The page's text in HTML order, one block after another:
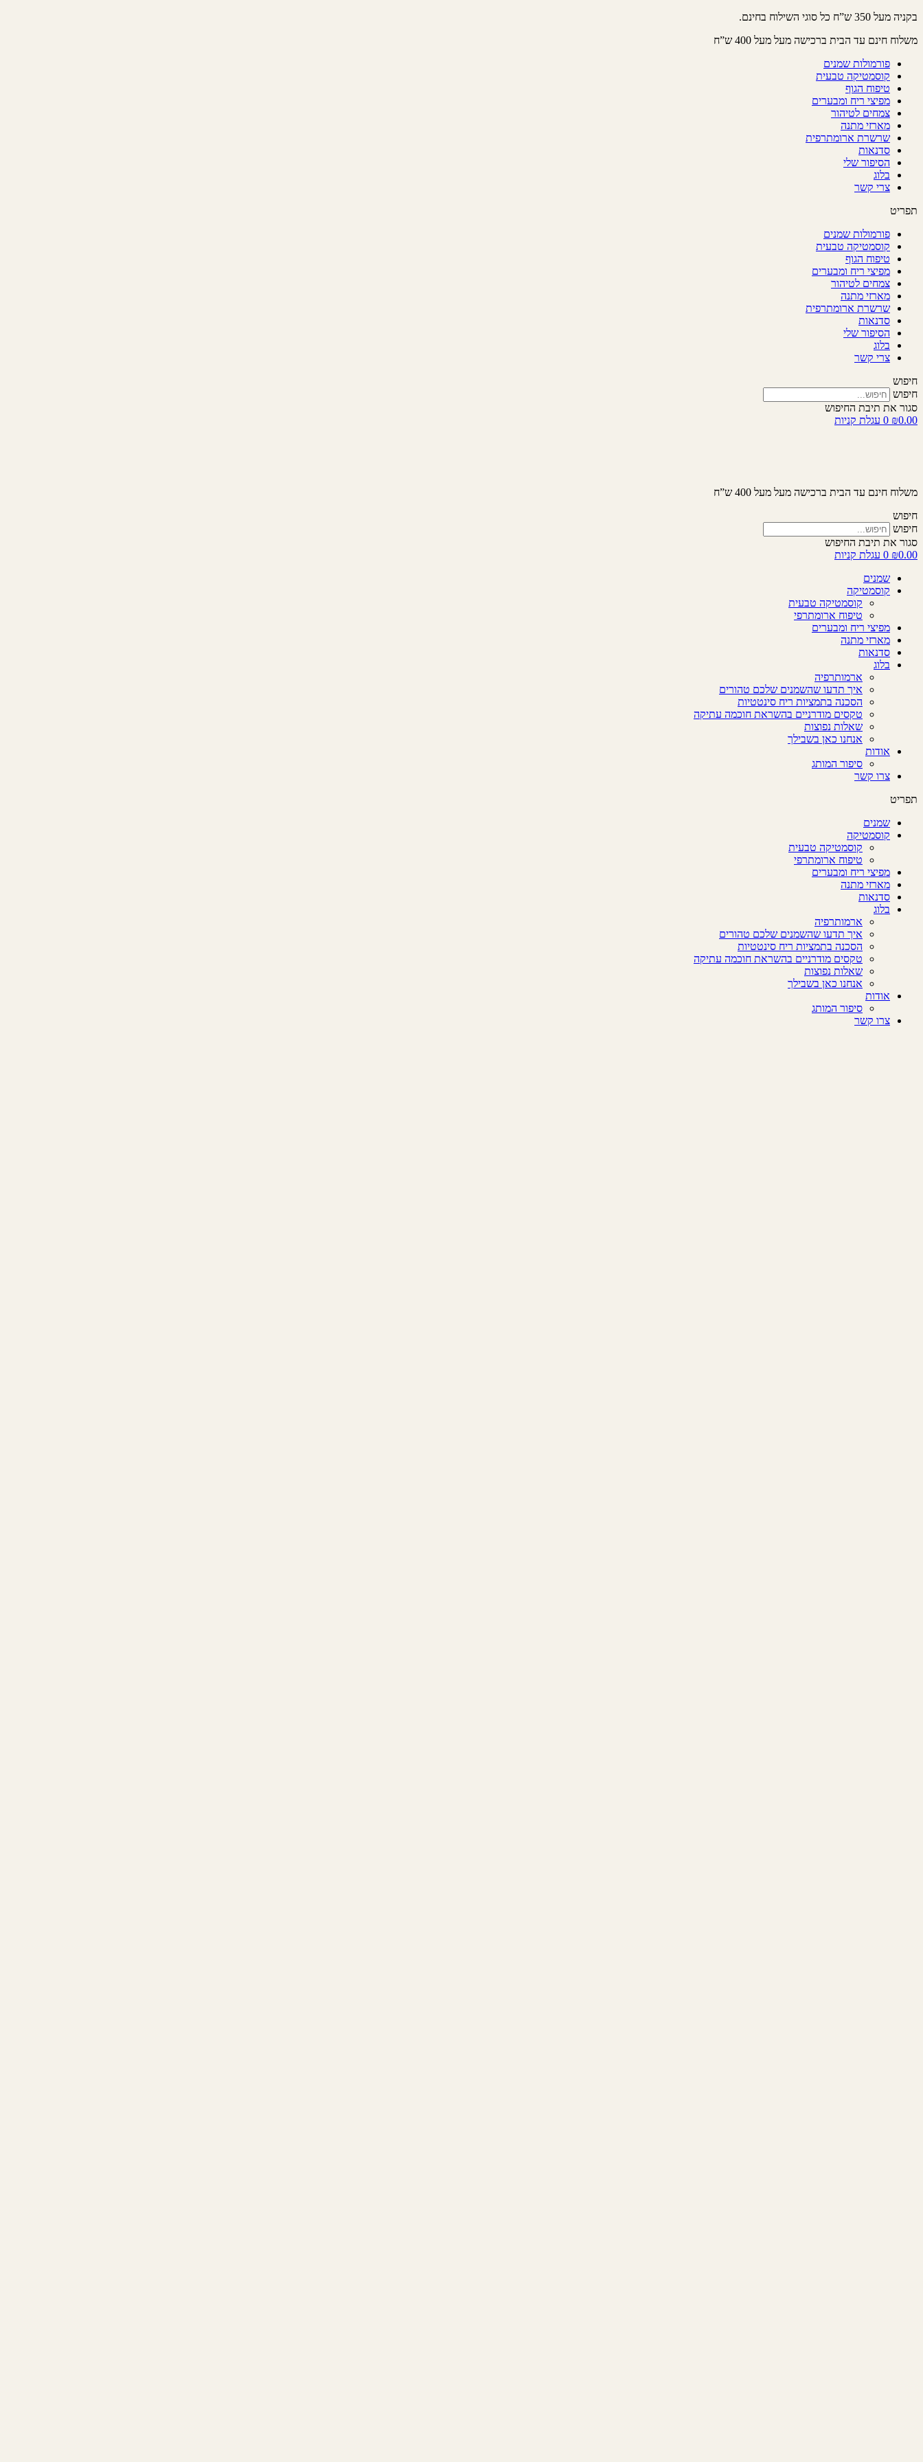
דלג
בקניה מעל 350 ש”ח כל סוגי השילוח בחינם.
משלוח חינם עד הבית ברכישה מעל מעל 400 ש”ח
פורמולות שמנים
קוסמטיקה טבעית
טיפוח הגוף
מפיצי ריח ומבערים
צמחים לטיהור
מארזי מתנה
שרשרת ארומתרפית
סדנאות
הסיפור שלי
בלוג
צרי קשר
תפריט
פורמולות שמנים
קוסמטיקה טבעית
טיפוח הגוף
מפיצי ריח ומבערים
צמחים לטיהור
מארזי מתנה
שרשרת ארומתרפית
סדנאות
הסיפור שלי
בלוג
צרי קשר
חיפוש
חיפוש
סגור את תיבת החיפוש
₪0.00
0 עגלת קניות
משלוח חינם עד הבית ברכישה מעל מעל 400 ש”ח
חיפוש
חיפוש
סגור את תיבת החיפוש
₪0.00
0 עגלת קניות
שמנים
קוסמטיקה
קוסמטיקה טבעית
טיפוח ארומתרפי
מפיצי ריח ומבערים
מארזי מתנה
סדנאות
בלוג
ארמותרפיה
איך תדעו שהשמנים שלכם טהורים
הסכנה בתמציות ריח סינטטיות
טקסים מודרניים בהשראת חוכמה עתיקה
שאלות נפוצות
אנחנו כאן בשבילך
אודות
סיפור המותג
צרו קשר
תפריט
שמנים
קוסמטיקה
קוסמטיקה טבעית
טיפוח ארומתרפי
מפיצי ריח ומבערים
מארזי מתנה
סדנאות
בלוג
ארמותרפיה
איך תדעו שהשמנים שלכם טהורים
הסכנה בתמציות ריח סינטטיות
טקסים מודרניים בהשראת חוכמה עתיקה
שאלות נפוצות
אנחנו כאן בשבילך
אודות
סיפור המותג
צרו קשר